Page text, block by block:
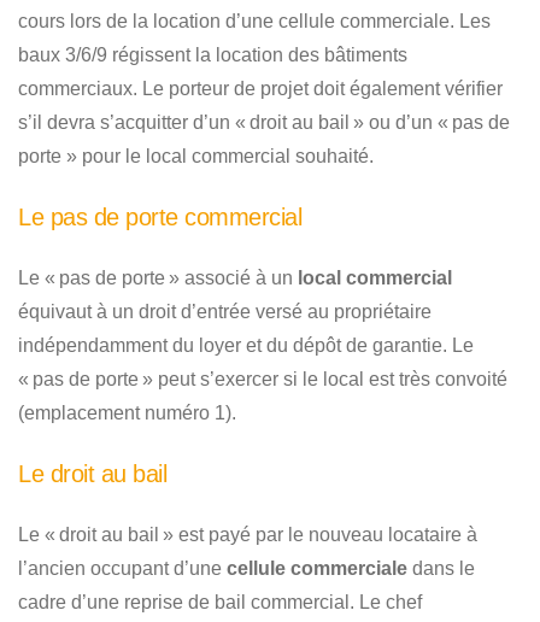
cours lors de la location d’une cellule commerciale. Les
baux 3/6/9 régissent la location des bâtiments
commerciaux. Le porteur de projet doit également vérifier
s’il devra s’acquitter d’un « droit au bail » ou d’un « pas de
porte » pour le local commercial souhaité.
Le pas de porte commercial
Le « pas de porte » associé à un local commercial
équivaut à un droit d’entrée versé au propriétaire
indépendamment du loyer et du dépôt de garantie. Le
« pas de porte » peut s’exercer si le local est très convoité
(emplacement numéro 1).
Le droit au bail
Le « droit au bail » est payé par le nouveau locataire à
l’ancien occupant d’une cellule commerciale dans le
cadre d’une reprise de bail commercial. Le chef